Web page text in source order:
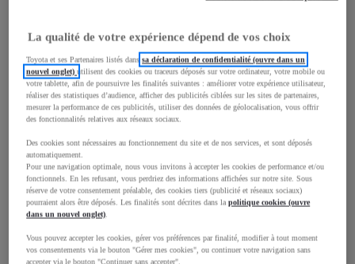
Largeur
1 765mm
Consommation mixte
Émissions CO2
La qualité de votre expérience dépend de vos choix
Toyota et ses Partenaires listés danssa déclaration de confidentialité (ouvre dans un
nouvel onglet)utilisent des cookies ou traceurs déposés sur votre ordinateur, votre mobile ou
votre tablette, afin de poursuivre les finalités suivantes : améliorer votre expérience utilisateur,
réaliser des statistiques d’audience, afficher des publicités ciblées sur les sites de partenaires,
mesurer la performance de ces publicités, utiliser des données de géolocalisation, vous offrir
des fonctionnalités relatives aux réseaux sociaux.
Des cookies sont nécessaires au fonctionnement du site et de nos services, et sont déposés
automatiquement.
Pour une navigation optimale, nous vous invitons à accepter les cookies de performance et/ou
fonctionnels. En les refusant, vous perdriez des informations affichées sur notre site. Sous
réserve de votre consentement préalable, des cookies tiers (publicité et réseaux sociaux)
pourraient alors être déposés. Les finalités sont décrites dans lapolitique cookies (ouvre
dans un nouvel onglet)
Vous pouvez accepter les cookies, gérer vos préférences par finalité, modifier à tout moment
vos consentements via le bouton "Gérer mes cookies", ou continuer votre navigation sans
accepter via le bouton "Continuer sans accepter".